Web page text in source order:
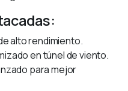
alto rendimiento.
en túnel de viento.
para mejor